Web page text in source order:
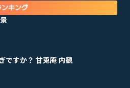
キング
ですか？ 甘兎庵 内観